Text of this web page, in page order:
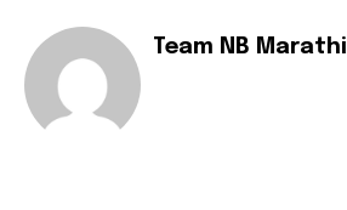
Team NB Marathi